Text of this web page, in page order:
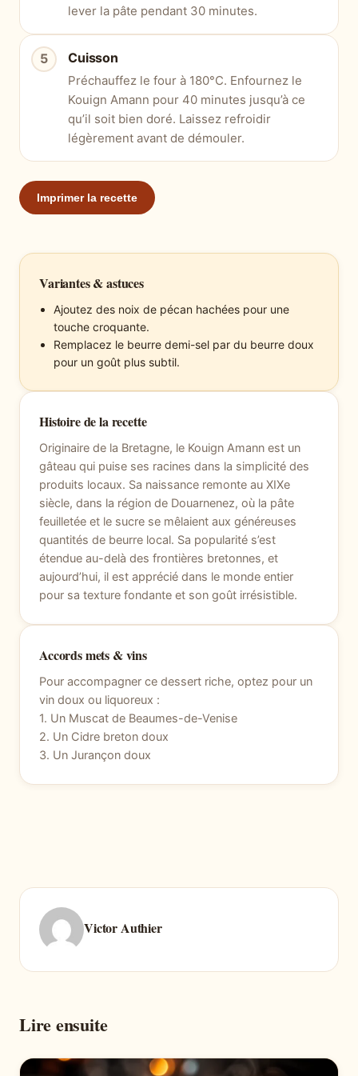
lever la pâte pendant 30 minutes.
Cuisson
Préchauffez le four à 180°C. Enfournez le
Kouign Amann pour 40 minutes jusqu’à ce
qu’il soit bien doré. Laissez refroidir
légèrement avant de démouler.
Imprimer la recette
Variantes & astuces
Ajoutez des noix de pécan hachées pour une
touche croquante.
Remplacez le beurre demi-sel par du beurre doux
pour un goût plus subtil.
Histoire de la recette
Originaire de la Bretagne, le Kouign Amann est un
gâteau qui puise ses racines dans la simplicité des
produits locaux. Sa naissance remonte au XIXe
siècle, dans la région de Douarnenez, où la pâte
feuilletée et le sucre se mêlaient aux généreuses
quantités de beurre local. Sa popularité s’est
étendue au-delà des frontières bretonnes, et
aujourd’hui, il est apprécié dans le monde entier
pour sa texture fondante et son goût irrésistible.
Accords mets & vins
Pour accompagner ce dessert riche, optez pour un
vin doux ou liquoreux :
1. Un Muscat de Beaumes-de-Venise
2. Un Cidre breton doux
3. Un Jurançon doux
Victor Authier
Lire ensuite